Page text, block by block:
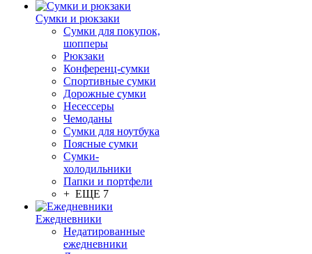
Сумки и рюкзаки
Сумки для покупок,
шопперы
Рюкзаки
Конференц-сумки
Спортивные сумки
Дорожные сумки
Несессеры
Чемоданы
Сумки для ноутбука
Поясные сумки
Сумки-
холодильники
Папки и портфели
+ ЕЩЕ 7
Ежедневники
Недатированные
ежедневники